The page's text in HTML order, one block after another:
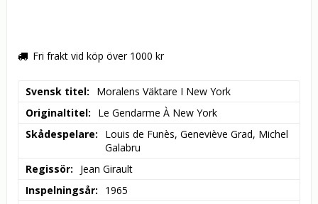
Fri frakt vid köp över 1000 kr
Svensk titel
Moralens Väktare I New York
Originaltitel
Le Gendarme À New York
Skådespelare
Louis de Funès, Geneviève Grad, Michel
Galabru
Regissör
Jean Girault
Inspelningsår
1965